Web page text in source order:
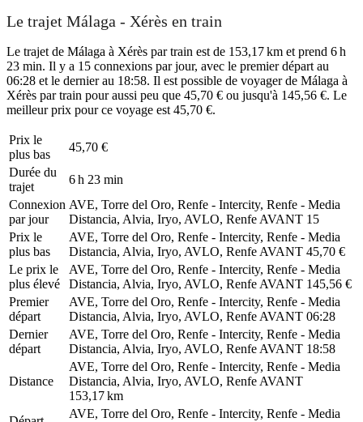
Le trajet Málaga - Xérès en train
Le trajet de Málaga à Xérès par train est de 153,17 km et prend 6 h
23 min. Il y a 15 connexions par jour, avec le premier départ au
06:28 et le dernier au 18:58. Il est possible de voyager de Málaga à
Xérès par train pour aussi peu que 45,70 € ou jusqu'à 145,56 €. Le
meilleur prix pour ce voyage est 45,70 €.
Prix ​​le
plus bas
45,70 €
Durée du
trajet
6 h 23 min
Connexion
par jour
AVE, Torre del Oro, Renfe - Intercity, Renfe - Media
Distancia, Alvia, Iryo, AVLO, Renfe AVANT 15
Prix ​​le
plus bas
AVE, Torre del Oro, Renfe - Intercity, Renfe - Media
Distancia, Alvia, Iryo, AVLO, Renfe AVANT 45,70 €
Le prix le
plus élevé
AVE, Torre del Oro, Renfe - Intercity, Renfe - Media
Distancia, Alvia, Iryo, AVLO, Renfe AVANT 145,56 €
Premier
départ
AVE, Torre del Oro, Renfe - Intercity, Renfe - Media
Distancia, Alvia, Iryo, AVLO, Renfe AVANT 06:28
Dernier
départ
AVE, Torre del Oro, Renfe - Intercity, Renfe - Media
Distancia, Alvia, Iryo, AVLO, Renfe AVANT 18:58
Distance
AVE, Torre del Oro, Renfe - Intercity, Renfe - Media
Distancia, Alvia, Iryo, AVLO, Renfe AVANT
153,17 km
AVE, Torre del Oro, Renfe - Intercity, Renfe - Media